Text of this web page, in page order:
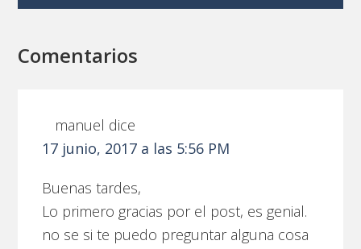
Comentarios
manuel dice
17 junio, 2017 a las 5:56 PM
Buenas tardes,
Lo primero gracias por el post, es genial.
no se si te puedo preguntar alguna cosa